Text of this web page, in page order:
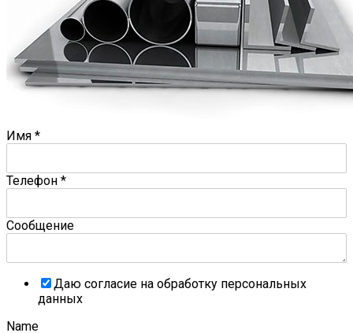
Имя *
Телефон *
Сообщение
Даю согласие на обработку персональных
данных
Name